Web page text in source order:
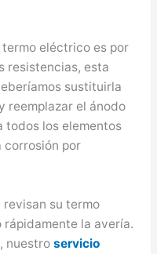
eléctrico es por
resistencias, esta
sustituirla
reemplazar el ánodo
todos los elementos
corrosión por
su termo
la avería.
nuestro servicio